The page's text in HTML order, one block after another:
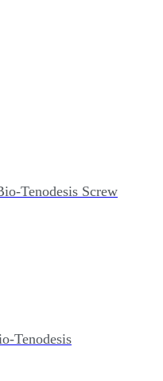
Tenodesis Screw
Tenodesis